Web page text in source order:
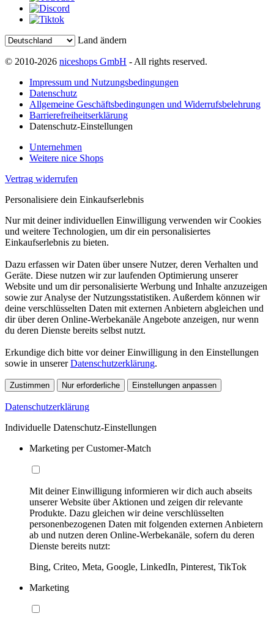
Land ändern
© 2010-2026 niceshops GmbH - All rights reserved.
Impressum und Nutzungsbedingungen
Datenschutz
Allgemeine Geschäftsbedingungen und Widerrufsbelehrung
Barrierefreiheitserklärung
Datenschutz-Einstellungen
Unternehmen
Weitere nice Shops
Vertrag widerrufen
Personalisiere dein Einkaufserlebnis
Nur mit deiner individuellen Einwilligung verwenden wir Cookies
und weitere Technologien, um dir ein personalisiertes
Einkaufserlebnis zu bieten.
Dazu erfassen wir Daten über unsere Nutzer, deren Verhalten und
Geräte. Diese nutzen wir zur laufenden Optimierung unserer
Website und um dir personalisierte Werbung und Inhalte anzuzeigen
sowie zur Analyse der Nutzungsstatistiken. Außerdem können wir
deine verschlüsselten Daten mit externen Anbietern abgleichen und
dir über deren Online-Werbekanäle Angebote anzeigen, nur wenn
du deren Dienste bereits selbst nutzt.
Erkundige dich bitte vor deiner Einwilligung in den Einstellungen
sowie in unsererDatenschutzerklärung.
Zustimmen Nur erforderliche Einstellungen anpassen
Datenschutzerklärung
Individuelle Datenschutz-Einstellungen
Marketing per Customer-Match
Mit deiner Einwilligung informieren wir dich auch abseits
unserer Website über Aktionen und zeigen dir relevante
Produkte. Dazu gleichen wir deine verschlüsselten
personenbezogenen Daten mit folgenden externen Anbietern
ab und nutzen deren Online-Werbekanäle, sofern du deren
Dienste bereits nutzt:
Bing, Criteo, Meta, Google, LinkedIn, Pinterest, TikTok
Marketing